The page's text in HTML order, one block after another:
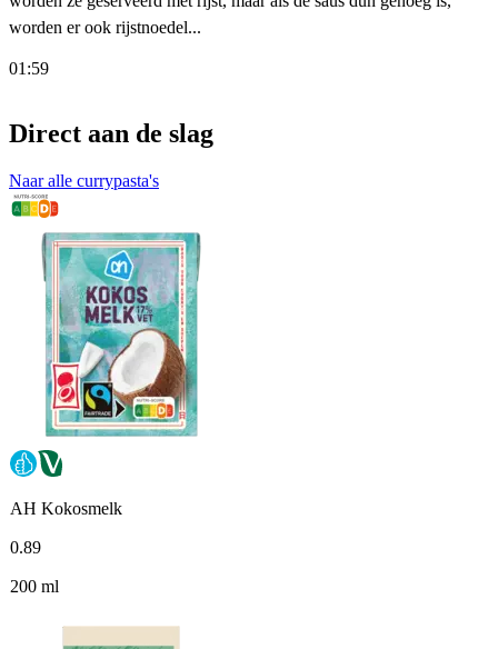
worden er ook rijstnoedel...
01:59
Direct aan de slag
Naar alle currypasta's
AH Kokosmelk
0.89
200 ml